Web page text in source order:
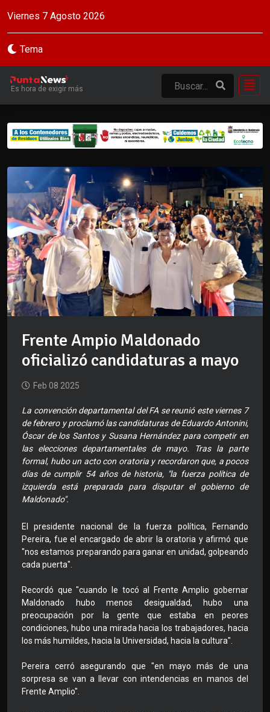
Viernes 7 Agosto 2026
Tema
Es hora de exigir más
Frente Ampio Maldonado
oficializó candidaturas a mayo
Feb 08 2025
La convención departamental del FA se reunió este viernes 7
de febrero y proclamó las candidaturas de Eduardo Antonini,
Óscar de los Santos y Susana Hernández para competir en
las elecciones departamentales de mayo. Tras la parte
formal, hubo un acto con oratoria y recordaron que, a pocos
días de cumplir 54 años de historia, "la fuerza política de
izquierda está preparada para disputar el gobierno de
Maldonado".
El presidente nacional de la fuerza política, Fernando
Pereira, fue el encargado de abrir la oratoria y afirmó que
"nos estamos preparando para ganar en unidad, golpeando
cada puerta".
Recordó que "cuando le tocó al Frente Amplio gobernar
Maldonado hubo menos desigualdad, hubo una
preocupación por la gente que estaba en peores
condiciones, hubo una mirada hacia los trabajadores, hacia
los más humildes, hacia la Universidad, hacia la cultura".
Pereira cerró asegurando que "en mayo más de una
sorpresa se van a llevar con intendencias en manos del
Frente Amplio".